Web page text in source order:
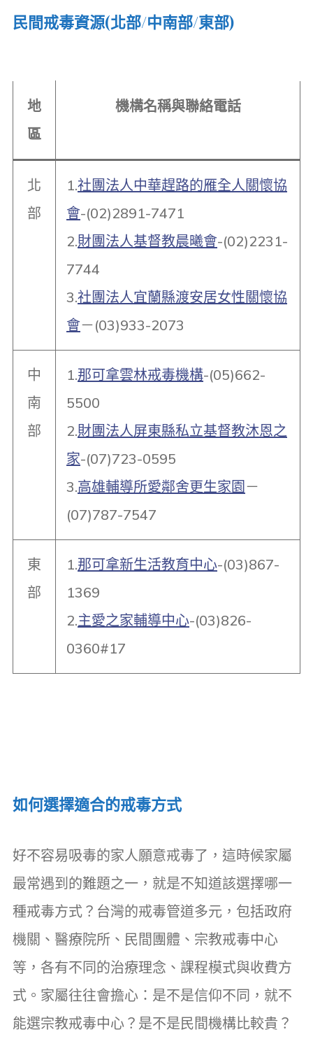
民間戒毒資源(北部/中南部/東部)
地
區
機構名稱與聯絡電話
北
部
1.社團法人中華趕路的雁全人關懷協
會-(02)2891-7471
2.財團法人基督教晨曦會-(02)2231-
7744
3.社團法人宜蘭縣渡安居女性關懷協
會－(03)933-2073
中
南
部
1.那可拿雲林戒毒機構-(05)662-
5500
2.財團法人屏東縣私立基督教沐恩之
家-(07)723-0595
3.高雄輔導所愛鄰舍更生家園 －
(07)787-7547
東
部
1.那可拿新生活教育中心-(03)867-
1369
2.主愛之家輔導中心-(03)826-
0360#17
如何選擇適合的戒毒方式
好不容易吸毒的家人願意戒毒了，這時候家屬
最常遇到的難題之一，就是不知道該選擇哪一
種戒毒方式？台灣的戒毒管道多元，包括政府
機關、醫療院所、民間團體、宗教戒毒中心
等，各有不同的治療理念、課程模式與收費方
式。家屬往往會擔心：是不是信仰不同，就不
能選宗教戒毒中心？是不是民間機構比較貴？